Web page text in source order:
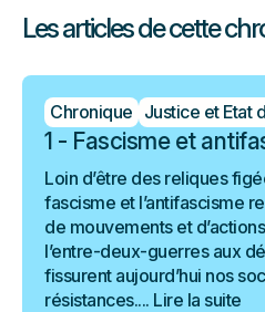
Les articles de cette
Chronique Justice et Etat
1 - Fascisme et
Loin d’être des reliques
fascisme et l’antifascisme
de mouvements et
l’entre-deux-guerres aux
fissurent aujourd’hui nos
résistances.... Lire la suite